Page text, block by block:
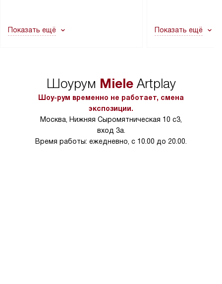
в гарантийном ремонте в будущем.
Показать ещё
не включаются:
в условиях
тарифы на услуги
Показать ещё
Шоурум MieleArtplay
Шоу-рум временно не работает, смена
экспозиции.
Москва, Нижняя Сыромятническая 10 с3,
вход 3а.
Время работы: ежедневно, с 10.00 до 20.00.